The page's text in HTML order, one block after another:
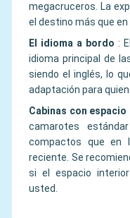
megacruceros. La
el destino más que
El idioma a bordo :
idioma principal de
siendo el inglés, lo
adaptación para
Cabinas con
camarotes
compactos que en
reciente. Se
si el espacio
usted.